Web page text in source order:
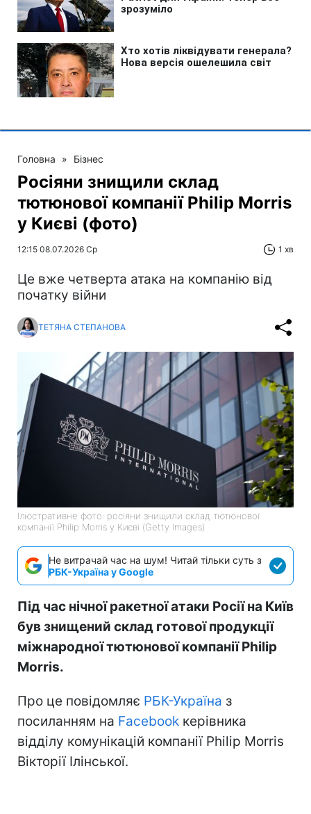
Головна » Бізнес
Росіяни знищили склад
тютюнової компанії Philip Morris
у Києві (фото)
12:15 08.07.2026 Ср 1 хв
Це вже четверта атака на компанію від
початку війни
ТЕТЯНА СТЕПАНОВА
Ілюстративне фото: росіяни знищили склад тютюнової
компанії Philip Morris у Києві (Getty Images)
Не витрачай час на шум! Читай тільки суть з
РБК-Україна у Google
Під час нічної ракетної атаки Росії на Київ
був знищений склад готової продукції
міжнародної тютюнової компанії Philip
Morris.
Про це повідомляє РБК-Україна з
посиланням на Facebook керівника
відділу комунікацій компанії Philip Morris
Вікторії Ілінської.